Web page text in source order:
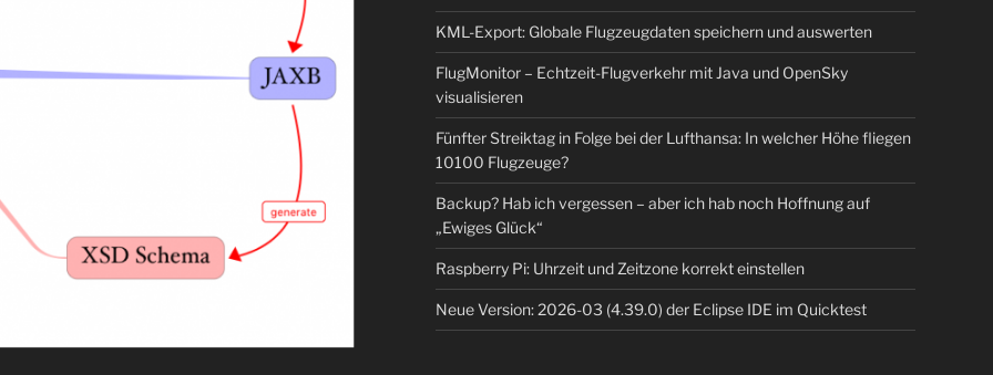
KML-Export: Globale Flugzeugdaten speichern und auswerten
FlugMonitor – Echtzeit-Flugverkehr mit Java und OpenSky
visualisieren
Fünfter Streiktag in Folge bei der Lufthansa: In welcher Höhe fliegen
10100 Flugzeuge?
Backup? Hab ich vergessen – aber ich hab noch Hoffnung auf
„Ewiges Glück“
Raspberry Pi: Uhrzeit und Zeitzone korrekt einstellen
Neue Version: 2026-03 (4.39.0) der Eclipse IDE im Quicktest